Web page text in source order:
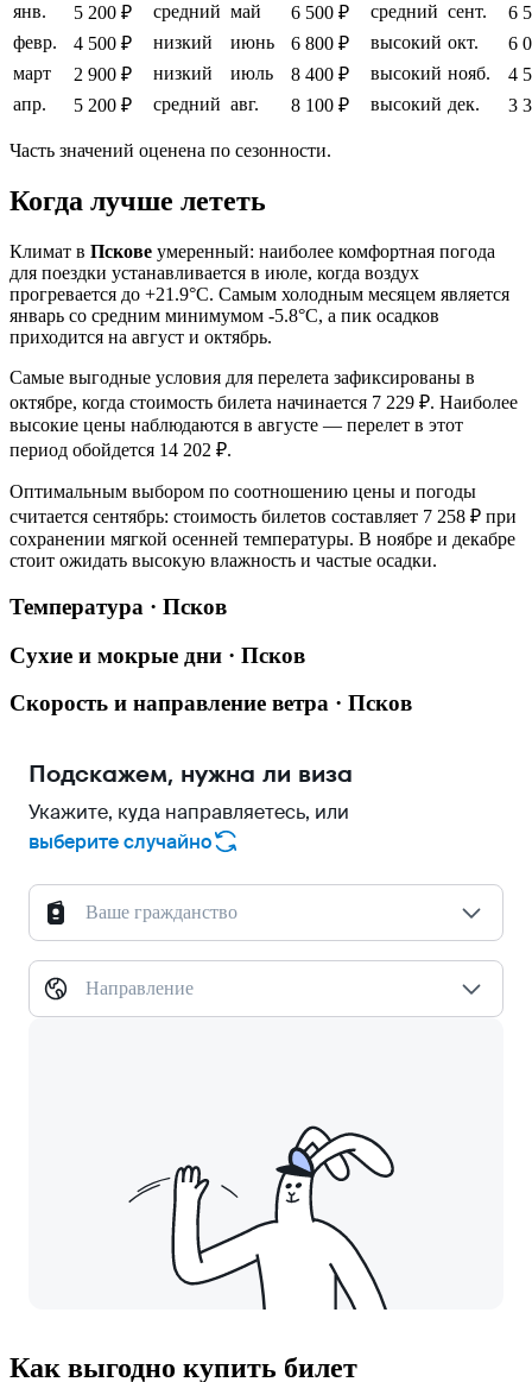
янв.
5 200 ₽ средний май 6 500 ₽ средний сент.
6
февр.
4 500 ₽ низкий июнь 6 800 ₽ высокий окт.
6
март
2 900 ₽ низкий июль 8 400 ₽ высокий нояб.
4
апр.
5 200 ₽ средний авг. 8 100 ₽ высокий дек. 3
Часть значений оценена по сезонности.
Когда лучше лететь
Климат в Пскове умеренный: наиболее комфортная погода
для поездки устанавливается в июле, когда воздух
прогревается до +21.9°C. Самым холодным месяцем является
январь со средним минимумом -5.8°C, а пик осадков
приходится на август и октябрь.
Самые выгодные условия для перелета зафиксированы в
октябре, когда стоимость билета начинается 7 229 ₽. Наиболее
высокие цены наблюдаются в августе — перелет в этот
период обойдется 14 202 ₽.
Оптимальным выбором по соотношению цены и погоды
считается сентябрь: стоимость билетов составляет 7 258 ₽ при
сохранении мягкой осенней температуры. В ноябре и декабре
стоит ожидать высокую влажность и частые осадки.
Температура · Псков
Сухие и мокрые дни · Псков
Скорость и направление ветра · Псков
Подскажем, нужна ли виза
Укажите, куда направляетесь, или
выберите случайно
Ваше гражданство
Направление
Как выгодно купить билет